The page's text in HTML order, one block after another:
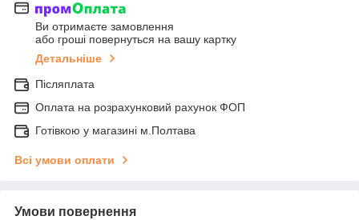
Ви отримаєте замовлення
або гроші повернуться на вашу картку
Детальніше
Післяплата
Оплата на розрахунковий рахунок ФОП
Готівкою у магазині м.Полтава
Всі умови оплати
Умови повернення